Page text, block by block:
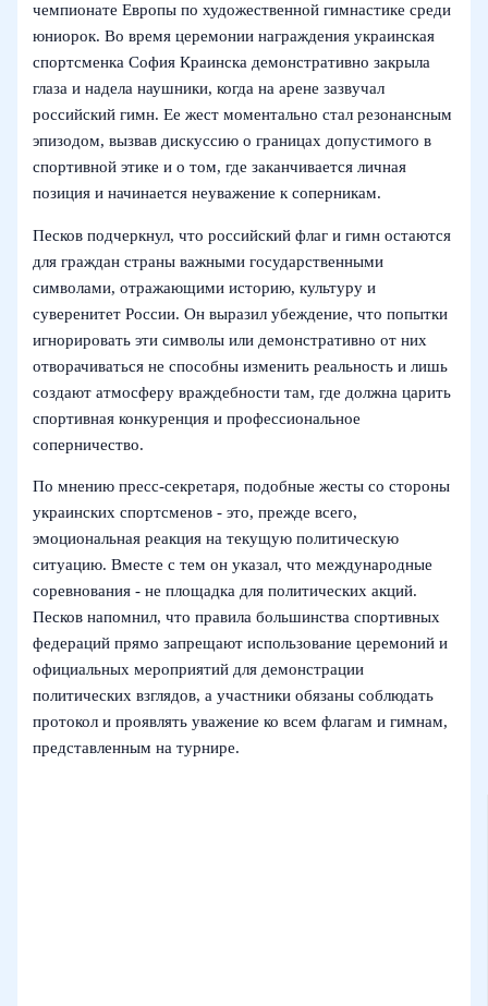
чемпионате Европы по художественной гимнастике среди
юниорок. Во время церемонии награждения украинская
спортсменка София Краинска демонстративно закрыла
глаза и надела наушники, когда на арене зазвучал
российский гимн. Ее жест моментально стал резонансным
эпизодом, вызвав дискуссию о границах допустимого в
спортивной этике и о том, где заканчивается личная
позиция и начинается неуважение к соперникам.
Песков подчеркнул, что российский флаг и гимн остаются
для граждан страны важными государственными
символами, отражающими историю, культуру и
суверенитет России. Он выразил убеждение, что попытки
игнорировать эти символы или демонстративно от них
отворачиваться не способны изменить реальность и лишь
создают атмосферу враждебности там, где должна царить
спортивная конкуренция и профессиональное
соперничество.
По мнению пресс‑секретаря, подобные жесты со стороны
украинских спортсменов - это, прежде всего,
эмоциональная реакция на текущую политическую
ситуацию. Вместе с тем он указал, что международные
соревнования - не площадка для политических акций.
Песков напомнил, что правила большинства спортивных
федераций прямо запрещают использование церемоний и
официальных мероприятий для демонстрации
политических взглядов, а участники обязаны соблюдать
протокол и проявлять уважение ко всем флагам и гимнам,
представленным на турнире.